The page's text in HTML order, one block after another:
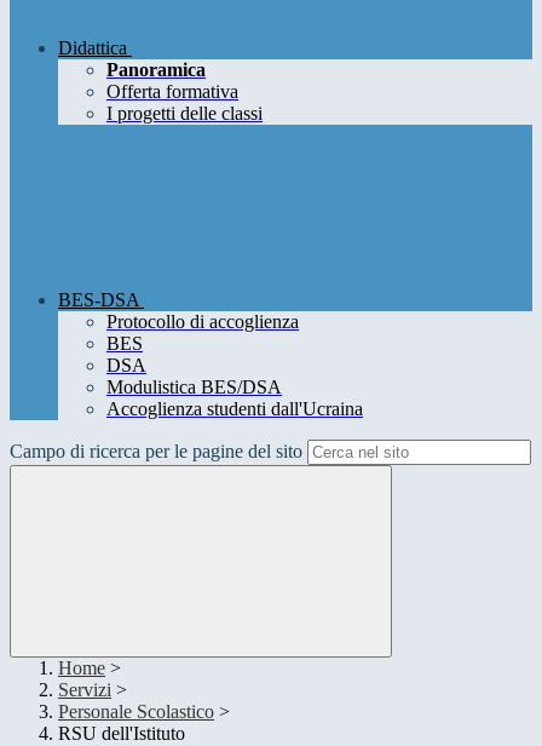
Didattica
Panoramica
Offerta formativa
I progetti delle classi
BES-DSA
Protocollo di accoglienza
BES
DSA
Modulistica BES/DSA
Accoglienza studenti dall'Ucraina
Campo di ricerca per le pagine del sito
Home >
Servizi >
Personale Scolastico >
RSU dell'Istituto